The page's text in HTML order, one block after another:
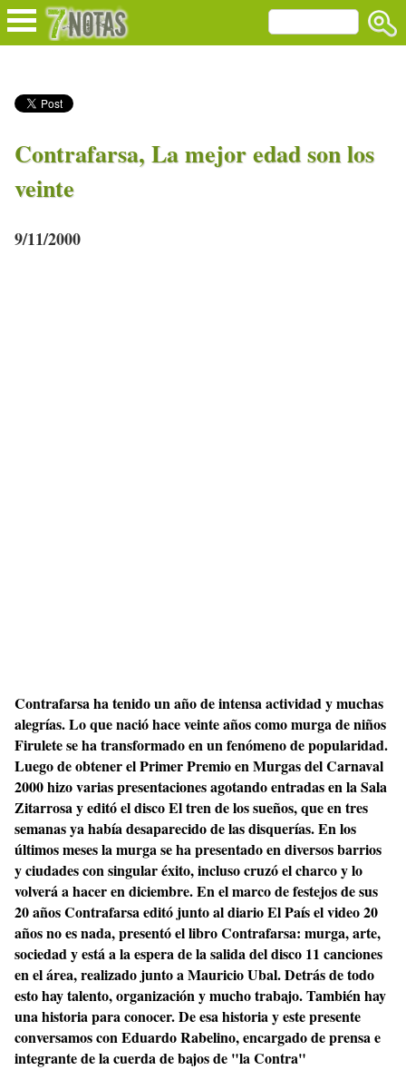
Contrafarsa, La mejor edad son los
veinte
9/11/2000
Contrafarsa ha tenido un año de intensa actividad y muchas
alegrías. Lo que nació hace veinte años como murga de niños
Firulete se ha transformado en un fenómeno de popularidad.
Luego de obtener el Primer Premio en Murgas del Carnaval
2000 hizo varias presentaciones agotando entradas en la Sala
Zitarrosa y editó el disco El tren de los sueños, que en tres
semanas ya había desaparecido de las disquerías. En los
últimos meses la murga se ha presentado en diversos barrios
y ciudades con singular éxito, incluso cruzó el charco y lo
volverá a hacer en diciembre. En el marco de festejos de sus
20 años Contrafarsa editó junto al diario El País el video 20
años no es nada, presentó el libro Contrafarsa: murga, arte,
sociedad y está a la espera de la salida del disco 11 canciones
en el área, realizado junto a Mauricio Ubal. Detrás de todo
esto hay talento, organización y mucho trabajo. También hay
una historia para conocer. De esa historia y este presente
conversamos con Eduardo Rabelino, encargado de prensa e
integrante de la cuerda de bajos de "la Contra"